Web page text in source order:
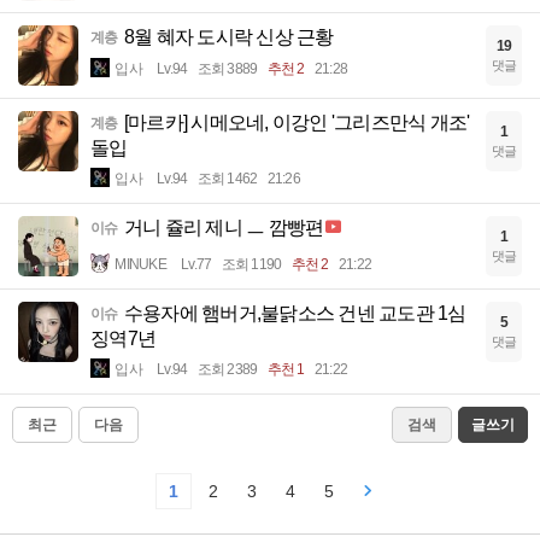
계층 8월 혜자 도시락 신상 근황
입사 Lv.94 조회 3889 추천 2 21:28
19
댓글
계층 [마르카] 시메오네, 이강인 '그리즈만식 개조'
돌입
입사 Lv.94 조회 1462 21:26
1
댓글
이슈 거니 쥴리 제니 ㅡ 깜빵편
MINUKE Lv.77 조회 1190 추천 2 21:22
1
댓글
이슈 수용자에 햄버거,불닭소스 건넨 교도관 1심
징역7년
입사 Lv.94 조회 2389 추천 1 21:22
5
댓글
최근 다음 검색 글쓰기
1 2 3 4 5